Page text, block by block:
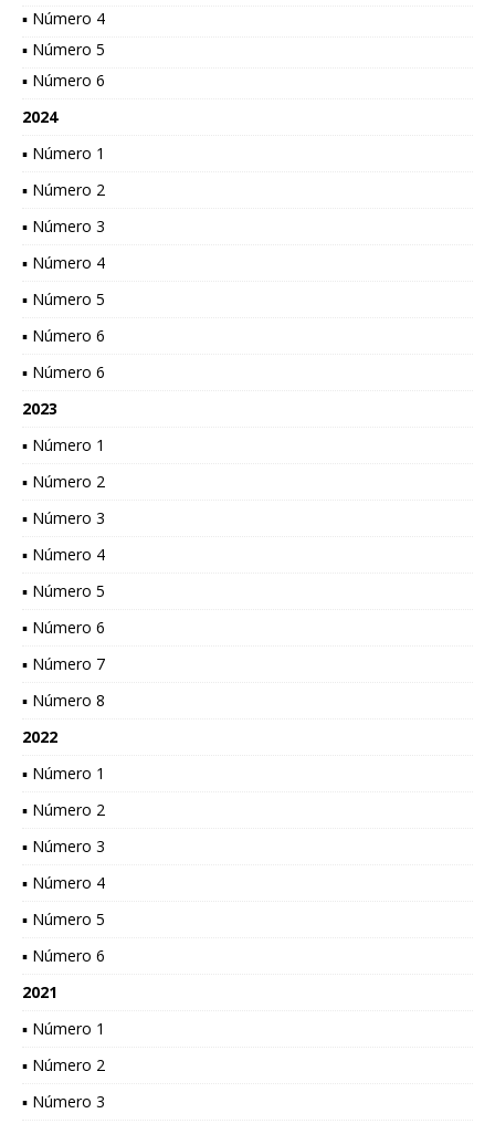
▪ Número 4
▪ Número 5
▪ Número 6
2024
▪ Número 1
▪ Número 2
▪ Número 3
▪ Número 4
▪ Número 5
▪ Número 6
▪ Número 6
2023
▪ Número 1
▪ Número 2
▪ Número 3
▪ Número 4
▪ Número 5
▪ Número 6
▪ Número 7
▪ Número 8
2022
▪ Número 1
▪ Número 2
▪ Número 3
▪ Número 4
▪ Número 5
▪ Número 6
2021
▪ Número 1
▪ Número 2
▪ Número 3